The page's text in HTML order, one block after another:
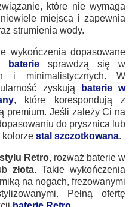
które nie wymaga
miejsca i zapewnia
strumienia wody.
wykończenia dopasowane
baterie sprawdzą się w
i minimalistycznych. W
zyskują
baterie w
, które korespondują z
premium. Jeśli zależy Ci na
do prysznica lub
kolorze stal szczotkowana.
Retro, rozważ baterie w
złota.Takie wykończenia
na nogach, frezowanymi
Pełną ofertę